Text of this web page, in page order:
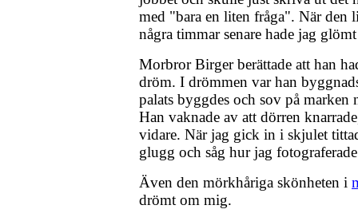
med "bara en liten fråga". När den
några timmar senare hade jag
Morbror Birger berättade att han
dröm. I drömmen var han
palats byggdes och sov på marken
Han vaknade av att dörren
vidare. När jag gick in i skjulet
glugg och såg hur jag
Även den mörkhåriga skönheten i
drömt om mig.